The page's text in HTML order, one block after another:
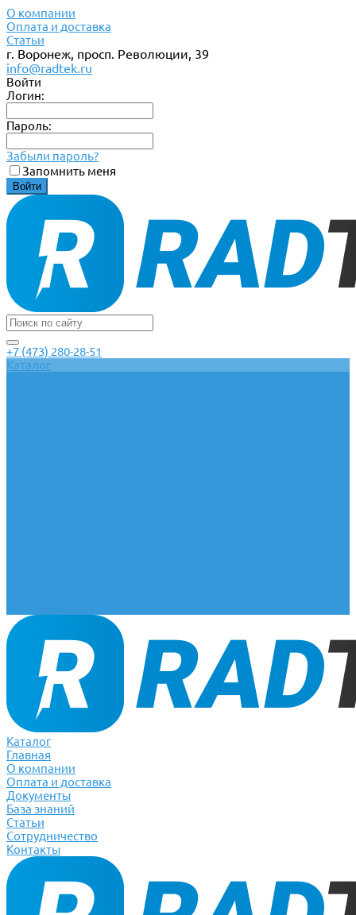
О компании
Оплата и доставка
Статьи
г. Воронеж, просп. Революции, 39
info@radtek.ru
Войти
Логин:
Пароль:
Забыли пароль?
Запомнить меня
+7 (473) 280-28-51
Каталог
Каталог
Главная
О компании
Оплата и доставка
Документы
База знаний
Статьи
Сотрудничество
Контакты